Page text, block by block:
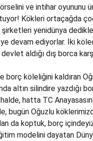
ve intihar oyununu
Kökleri ortaçağda
yenidünya
devam ediyorlar. İki
aldığı dış borca
borç köleliğini kaldıran
altın silindire yazdığı
hatta TC
bugün Oğuzlu
da koptuk, borç
modelini dayatan